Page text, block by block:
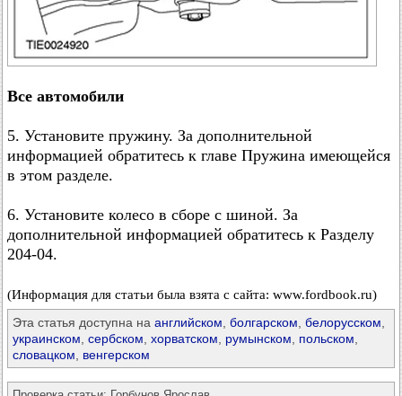
Все автомобили
5. Установите пружину. За дополнительной
информацией обратитесь к главе Пружина имеющейся
в этом разделе.
6. Установите колесо в сборе с шиной. За
дополнительной информацией обратитесь к Разделу
204-04.
(Информация для статьи была взята с сайта: www.fordbook.ru)
Эта статья доступна на английском болгарском белорусском
украинском сербском хорватском румынском польском
словацком
венгерском